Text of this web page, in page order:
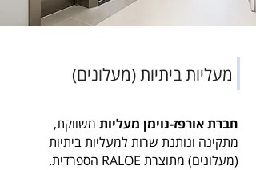
מעליות ביתיות (מעלונים)
חברת אורפז-נוימן מעליות משווקת,
מתקינה ונותנת שרות למעליות ביתיות
(מעלונים) מתוצרת RALOE הספרדית.